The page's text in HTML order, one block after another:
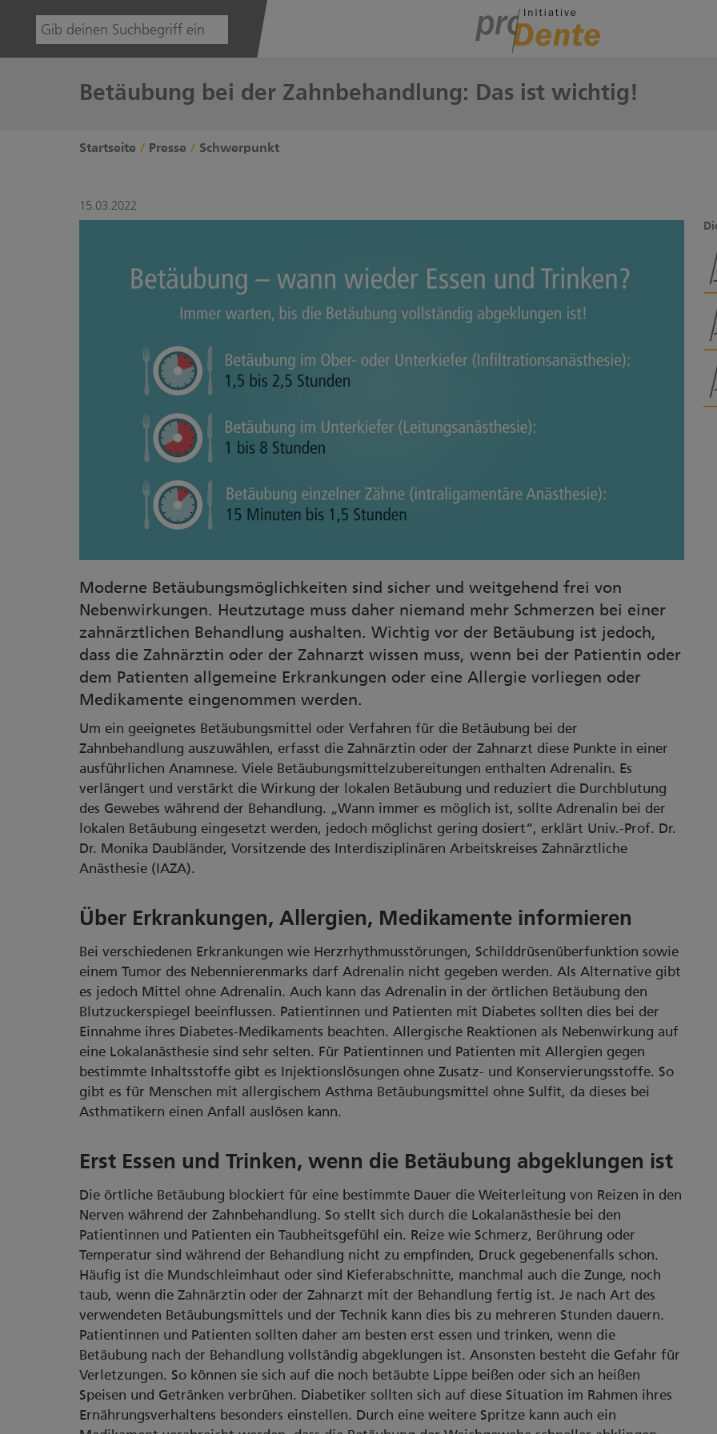
Betäubung bei der Zahnbehandlung: Das ist wichtig!
Startseite Presse Schwerpunkt
15.03.2022
Moderne Betäubungsmöglichkeiten sind sicher und weitgehend frei von
Nebenwirkungen. Heutzutage muss daher niemand mehr Schmerzen bei einer
zahnärztlichen Behandlung aushalten. Wichtig vor der Betäubung ist jedoch,
dass die Zahnärztin oder der Zahnarzt wissen muss, wenn bei der Patientin oder
dem Patienten allgemeine Erkrankungen oder eine Allergie vorliegen oder
Medikamente eingenommen werden.
Um ein geeignetes Betäubungsmittel oder Verfahren für die Betäubung bei der
Zahnbehandlung auszuwählen, erfasst die Zahnärztin oder der Zahnarzt diese Punkte in einer
ausführlichen Anamnese. Viele Betäubungsmittelzubereitungen enthalten Adrenalin. Es
verlängert und verstärkt die Wirkung der lokalen Betäubung und reduziert die Durchblutung
des Gewebes während der Behandlung. „Wann immer es möglich ist, sollte Adrenalin bei der
lokalen Betäubung eingesetzt werden, jedoch möglichst gering dosiert“, erklärt Univ.-Prof. Dr.
Dr. Monika Daubländer, Vorsitzende des Interdisziplinären Arbeitskreises Zahnärztliche
Anästhesie (IAZA).
Über Erkrankungen, Allergien, Medikamente informieren
Bei verschiedenen Erkrankungen wie Herzrhythmusstörungen, Schilddrüsenüberfunktion sowie
einem Tumor des Nebennierenmarks darf Adrenalin nicht gegeben werden. Als Alternative gibt
es jedoch Mittel ohne Adrenalin. Auch kann das Adrenalin in der örtlichen Betäubung den
Blutzuckerspiegel beeinflussen. Patientinnen und Patienten mit Diabetes sollten dies bei der
Einnahme ihres Diabetes-Medikaments beachten. Allergische Reaktionen als Nebenwirkung auf
eine Lokalanästhesie sind sehr selten. Für Patientinnen und Patienten mit Allergien gegen
bestimmte Inhaltsstoffe gibt es Injektionslösungen ohne Zusatz- und Konservierungsstoffe. So
gibt es für Menschen mit allergischem Asthma Betäubungsmittel ohne Sulfit, da dieses bei
Asthmatikern einen Anfall auslösen kann.
Erst Essen und Trinken, wenn die Betäubung abgeklungen ist
Die örtliche Betäubung blockiert für eine bestimmte Dauer die Weiterleitung von Reizen in den
Nerven während der Zahnbehandlung. So stellt sich durch die Lokalanästhesie bei den
Patientinnen und Patienten ein Taubheitsgefühl ein. Reize wie Schmerz, Berührung oder
Temperatur sind während der Behandlung nicht zu empfinden, Druck gegebenenfalls schon.
Häufig ist die Mundschleimhaut oder sind Kieferabschnitte, manchmal auch die Zunge, noch
taub, wenn die Zahnärztin oder der Zahnarzt mit der Behandlung fertig ist. Je nach Art des
verwendeten Betäubungsmittels und der Technik kann dies bis zu mehreren Stunden dauern.
Patientinnen und Patienten sollten daher am besten erst essen und trinken, wenn die
Betäubung nach der Behandlung vollständig abgeklungen ist. Ansonsten besteht die Gefahr für
Verletzungen. So können sie sich auf die noch betäubte Lippe beißen oder sich an heißen
Speisen und Getränken verbrühen. Diabetiker sollten sich auf diese Situation im Rahmen ihres
Ernährungsverhaltens besonders einstellen. Durch eine weitere Spritze kann auch ein